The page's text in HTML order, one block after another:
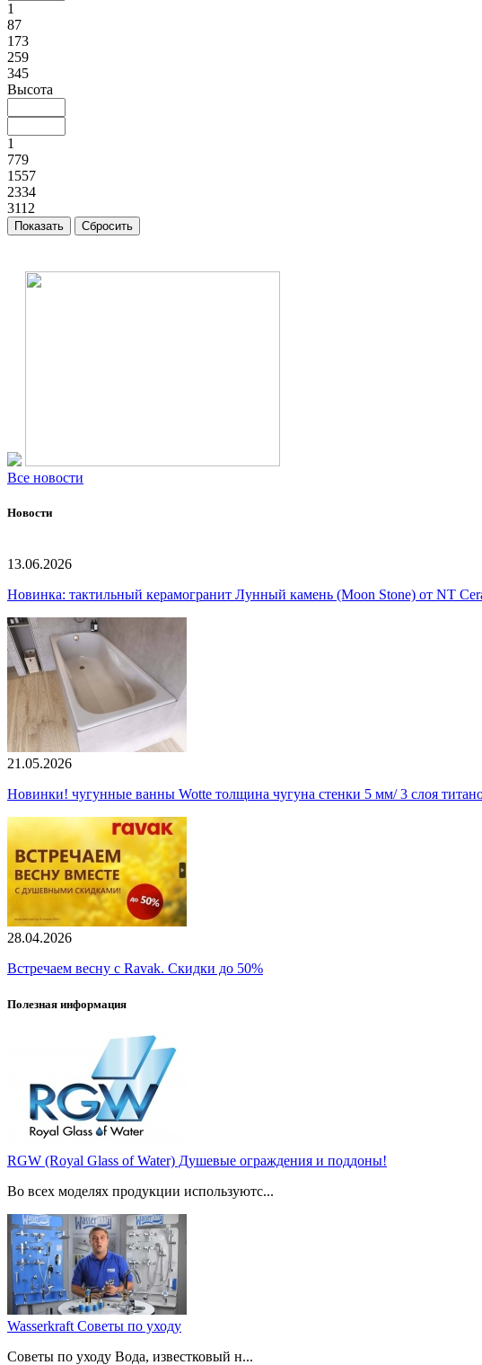
1
87
173
259
345
Высота
1
779
1557
2334
3112
Все новости
Новости
13.06.2026
Новинка: тактильный керамогранит Лунный камень (Moon Stone) от NT
21.05.2026
Новинки! чугунные ванны Wotte толщина чугуна стенки 5 мм/ 3 слоя
28.04.2026
Встречаем весну с Ravak. Скидки до 50%
Полезная информация
RGW (Royal Glass of Water) Душевые ограждения и поддоны!
Во всех моделях продукции используютс...
Wasserkraft Советы по уходу
Советы по уходу Вода, известковый н...